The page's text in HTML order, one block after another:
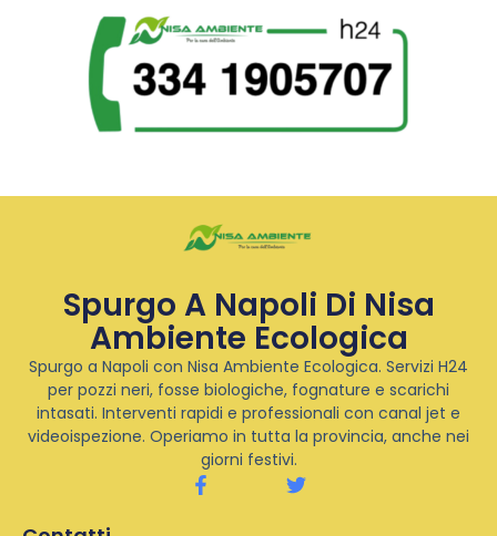
Spurgo A Napoli Di Nisa
Ambiente Ecologica
Spurgo a Napoli con Nisa Ambiente Ecologica. Servizi H24
per pozzi neri, fosse biologiche, fognature e scarichi
intasati. Interventi rapidi e professionali con canal jet e
videoispezione. Operiamo in tutta la provincia, anche nei
giorni festivi.